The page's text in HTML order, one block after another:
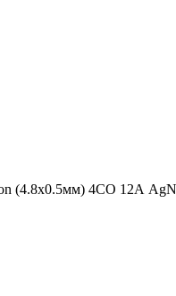
(4.8х0.5мм) 4CO 12А